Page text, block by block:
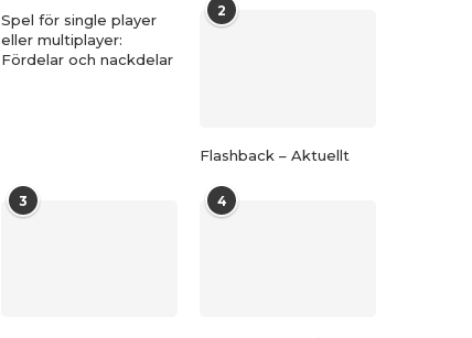
Spel för single player
eller multiplayer:
Fördelar och nackdelar
2
Flashback – Aktuellt
3 4